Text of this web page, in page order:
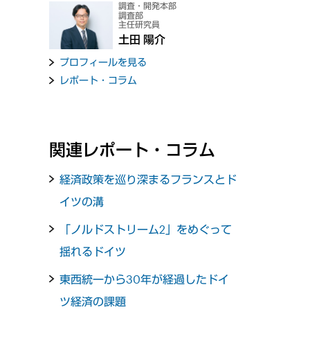
調査・開発本部
調査部
主任研究員
土田 陽介
プロフィールを見る
レポート・コラム
関連レポート・コラム
経済政策を巡り深まるフランスとド
イツの溝
「ノルドストリーム2」をめぐって
揺れるドイツ
東西統一から30年が経過したドイ
ツ経済の課題